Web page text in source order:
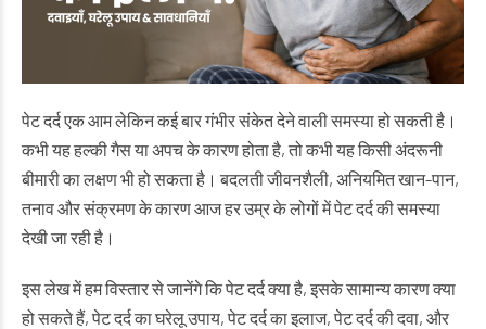
पेट दर्द एक आम लेकिन कई बार गंभीर संकेत देने वाली समस्या हो सकती है।
कभी यह हल्की गैस या अपच के कारण होता है, तो कभी यह किसी अंदरूनी
बीमारी का लक्षण भी हो सकता है। बदलती जीवनशैली, अनियमित खान-पान,
तनाव और संक्रमण के कारण आज हर उम्र के लोगों में पेट दर्द की समस्या
देखी जा रही है।
इस लेख में हम विस्तार से जानेंगे कि पेट दर्द क्या है, इसके सामान्य कारण क्या
हो सकते हैं, पेट दर्द का घरेलू उपाय, पेट दर्द का इलाज, पेट दर्द की दवा, और